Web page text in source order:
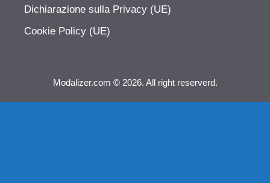
Dichiarazione sulla Privacy (UE)
Cookie Policy (UE)
Modalizer.com © 2026. All right reserverd.